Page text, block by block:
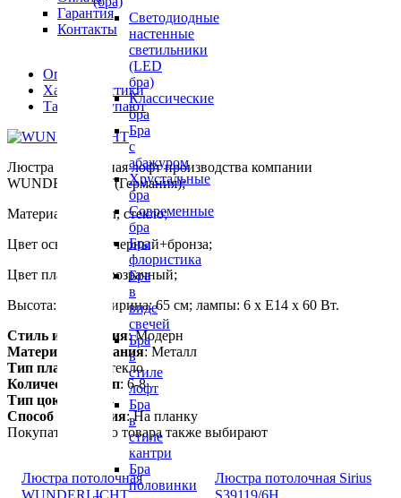
Светодиодные
настенные
светильники
(LED
бра)
Классические
бра
Бра
с
абажуром
Хрустальные
бра
Современные
бра
Бра
флористика
Бра
в
виде
свечей
Бра
в
стиле
лофт
Бра
в
стиле
кантри
Бра
половинки
Гарантия
Контакты
Описание
Характеристики
Также покупают
Люстра потолочная лофт производства компании
WUNDERLICHT(Германия);
Материал: металл, стекло;
Цвет основания: черный+бронза;
Цвет плафона: прозрачный;
Высота: 21 см; ширина: 65 см; лампы: 6 х E14 х 60 Вт.
Стиль исполнения: Модерн
Материал основания: Металл
Тип плафона
: Стекло
Количество ламп: 6-8
Тип цоколя
: E14
Способ крепления: На планку
Покупатели этого товара также выбирают
Люстра потолочная
WUNDERLICHT
Люстра потолочная Sirius
S39119/6H